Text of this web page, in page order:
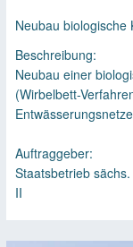
Neubau biologische
Beschreibung:
Neubau einer
(Wirbelbett-
Auftraggeber:
Staatsbetrieb
II